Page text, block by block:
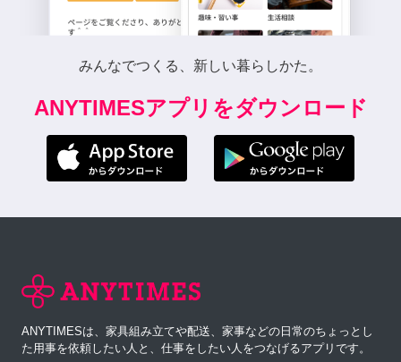
みんなでつくる、新しい暮らしかた。
ANYTIMESアプリをダウンロード
ANYTIMESは、家具組み立てや配送、家事などの日常のちょっとし
た用事を依頼したい人と、仕事をしたい人をつなげるアプリです。